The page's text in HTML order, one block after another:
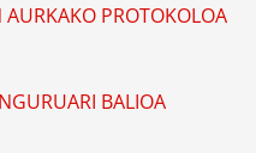
AURKAKO PROTOKOLOA
BALIOA